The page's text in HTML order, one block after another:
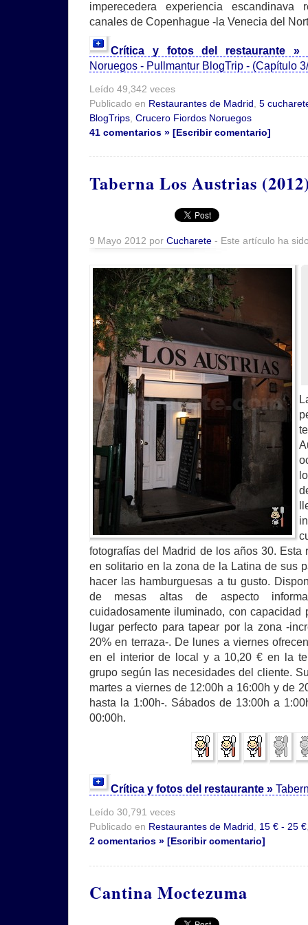
imperecedera experiencia escandinava
canales de Copenhague -la Venecia del
Crítica y fotos del restaurante »
Noruegos - Pullmantur BlogTrip - (Capítulo
Leído 49,342 veces
Publicado en Restaurantes de Madrid 5
BlogTrips Crucero Fiordos Noruegos
41 comentarios » [Escribir comentario]
Taberna Los Austrias
9 Mayo 2012 por Cucharete - Este artículo ha
fotografías del Madrid de los años 30. Esta
en solitario en la zona de la Latina de sus
hacer las hamburguesas a tu gusto.
de mesas altas de aspecto
cuidadosamente iluminado, con capacidad
lugar perfecto para tapear por la zona -
20% en terraza-. De lunes a viernes
en el interior de local y a 10,20 € en la
grupo según las necesidades del cliente.
martes a viernes de 12:00h a 16:00h y de
hasta la 1:00h-. Sábados de 13:00h a
00:00h.
Crítica y fotos del restaurante »
Leído 30,791 veces
Publicado en Restaurantes de Madrid, 15 € - 25 €
2 comentarios » [Escribir comentario]
Cantina Moctezuma